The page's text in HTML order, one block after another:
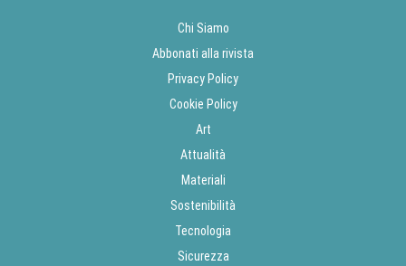
Chi Siamo
Abbonati alla rivista
Privacy Policy
Cookie Policy
Art
Attualità
Materiali
Sostenibilità
Tecnologia
Sicurezza